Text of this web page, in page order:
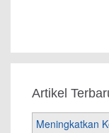
Artikel
Meningkatkan